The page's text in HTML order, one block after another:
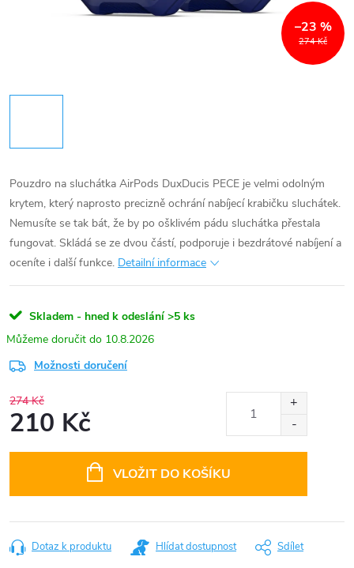
274 Kč
–23 %
Pouzdro na sluchátka AirPods DuxDucis PECE je velmi odolným
krytem, který naprosto precizně ochrání nabíjecí krabičku sluchátek.
Nemusíte se tak bát, že by po ošklivém pádu sluchátka přestala
fungovat. Skládá se ze dvou částí, podporuje i bezdrátové nabíjení a
oceníte i další funkce. Detailní informace
Skladem - hned k odeslání >5 ks
10.8.2026
Možnosti doručení
274 Kč
210 Kč
VLOŽIT DO KOŠÍKU
Dotaz k produktu Hlídat dostupnost Sdílet